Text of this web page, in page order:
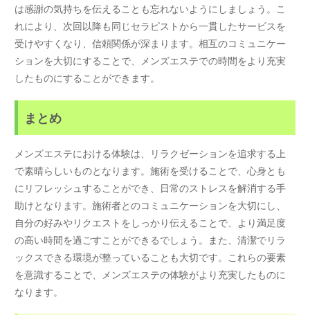
は感謝の気持ちを伝えることも忘れないようにしましょう。こ
れにより、次回以降も同じセラピストから一貫したサービスを
受けやすくなり、信頼関係が深まります。相互のコミュニケー
ションを大切にすることで、メンズエステでの時間をより充実
したものにすることができます。
まとめ
メンズエステにおける体験は、リラクゼーションを追求する上
で素晴らしいものとなります。施術を受けることで、心身とも
にリフレッシュすることができ、日常のストレスを解消する手
助けとなります。施術者とのコミュニケーションを大切にし、
自分の好みやリクエストをしっかり伝えることで、より満足度
の高い時間を過ごすことができるでしょう。また、清潔でリラ
ックスできる環境が整っていることも大切です。これらの要素
を意識することで、メンズエステの体験がより充実したものに
なります。